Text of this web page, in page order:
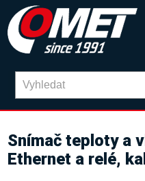
Snímač teploty a
Ethernet a relé,